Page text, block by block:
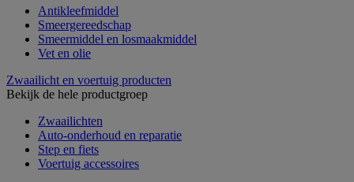
Antikleefmiddel
Smeergereedschap
Smeermiddel en losmaakmiddel
Vet en olie
Zwaailicht en voertuig producten
Bekijk de hele productgroep
Zwaailichten
Auto-onderhoud en reparatie
Step en fiets
Voertuig accessoires